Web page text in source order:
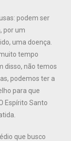
podem ser
por um
uma doença.
tempo
disso, não temos
podemos ter a
para que
Espírito Santo
que busco